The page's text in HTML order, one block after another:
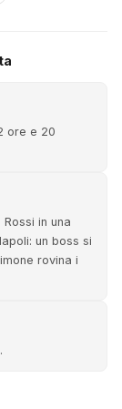
ore e 20
in una
un boss si
rovina i